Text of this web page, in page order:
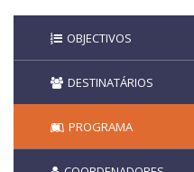
OBJECTIVOS
DESTINATÁRIOS
PROGRAMA